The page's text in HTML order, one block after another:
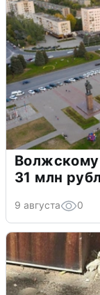
Волжскому
31 млн
9 августа 0